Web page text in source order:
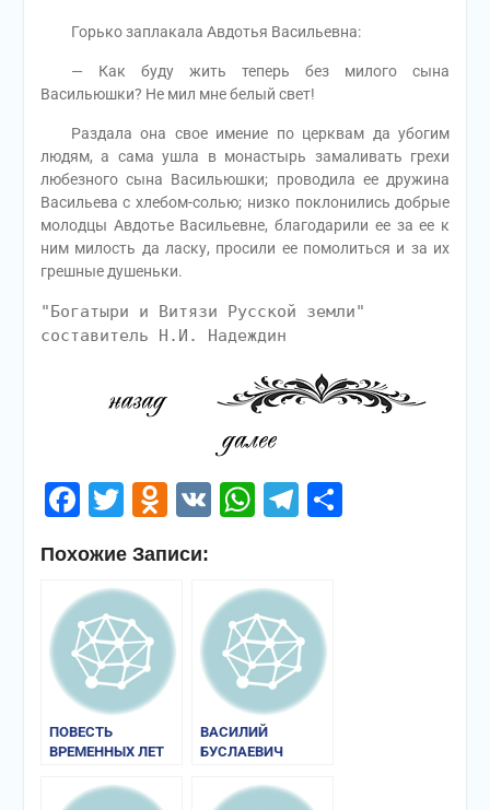
Горько заплакала Авдотья Васильевна:
— Как буду жить теперь без милого сына
Васильюшки? Не мил мне белый свет!
Раздала она свое имение по церквам да убогим
людям, а сама ушла в монастырь замаливать грехи
любезного сына Васильюшки; проводила ее дружина
Васильева с хлебом-солью; низко поклонились добрые
молодцы Авдотье Васильевне, благодарили ее за ее к
ним милость да ласку, просили ее помолиться и за их
грешные душеньки.
"Богатыри и Витязи Русской земли"
составитель Н.И. Надеждин
Facebook
Twitter
Odnoklassniki
VKWhatsApp
Telegram
Похожие Записи:
ПОВЕСТЬ
ВРЕМЕННЫХ ЛЕТ
ВАСИЛИЙ
БУСЛАЕВИЧ